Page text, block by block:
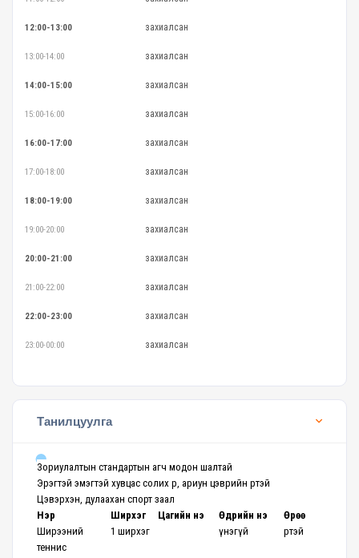
12:00-13:00 захиалсан
13:00-14:00 захиалсан
14:00-15:00 захиалсан
15:00-16:00 захиалсан
16:00-17:00 захиалсан
17:00-18:00 захиалсан
18:00-19:00 захиалсан
19:00-20:00 захиалсан
20:00-21:00 захиалсан
21:00-22:00 захиалсан
22:00-23:00 захиалсан
23:00-00:00 захиалсан
Танилцуулга
Зориулалтын стандартын агч модон шалтай
Эрэгтэй эмэгтэй хувцас солих өрөө, ариун цэврийн өрөөтэй
Цэвэрхэн, дулаахан спорт заал
Нэр
Ширхэг Цагийн үнэ Өдрийн үнэ
Өрөө
Ширээний
теннис
1 ширхэг үнэгүй өрөөтэй